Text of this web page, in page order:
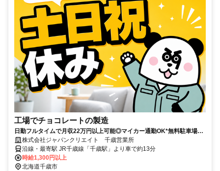
工場でチョコレートの製造
日勤フルタイムで月収22万円以上可能◎マイカー通勤OK*無料駐車場完
備♪株式会社ジャパンクリエイト 千歳営業所
沿線・最寄駅 JR千歳線「千歳駅」より車で約13分
時給1,300円以上
北海道千歳市